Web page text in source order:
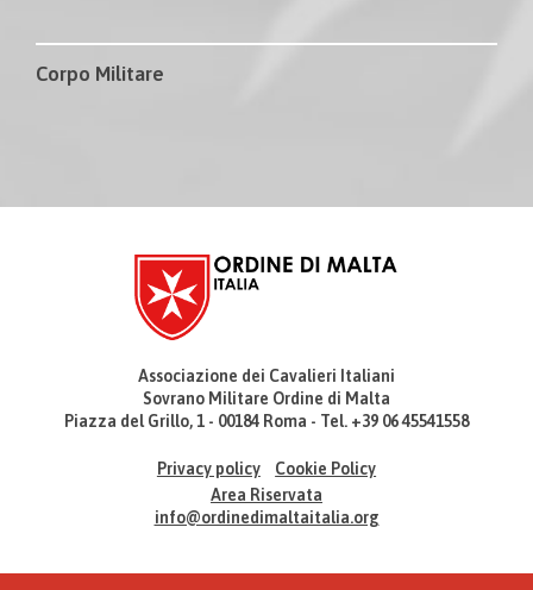
Corpo Militare
Associazione dei Cavalieri Italiani
Sovrano Militare Ordine di Malta
Piazza del Grillo, 1 - 00184 Roma - Tel. +39 06 45541558
Privacy policy
Cookie Policy
Area Riservata
info@ordinedimaltaitalia.org